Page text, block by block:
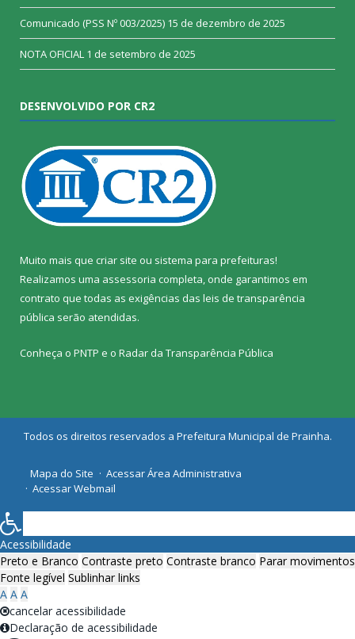
Comunicado (PSS Nº 003/2025) 15 de dezembro de 2025
NOTA OFICIAL 1 de setembro de 2025
DESENVOLVIDO POR CR2
Muito mais que criar site ou sistema para prefeituras!
Realizamos uma assessoria completa, onde garantimos em
contrato que todas as exigências das leis de transparência
pública serão atendidas.
Conheça o PNTP e o Radar da Transparência Pública
Todos os direitos reservados a Prefeitura Municipal de Prainha.
Mapa do Site
Acessar Área Administrativa
Acessar Webmail
Acessibilidade
Preto e Branco Contraste preto Contraste branco Parar movimentos
Fonte legível Sublinhar links
A A A
cancelar acessibilidade
Declaração de acessibilidade